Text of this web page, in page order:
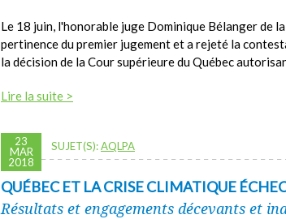
Le 18 juin, l'honorable juge Dominique Bélanger de
pertinence du premier jugement et a rejeté la
la décision de la Cour supérieure du Québec
Lire la suite >
23
MAR
2018
SUJET(S):AQLPA
QUÉBEC ET LA CRISE CLIMATIQUE
Résultats et engagements décevants et